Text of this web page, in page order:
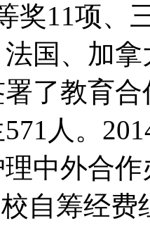
奖11项、
国、加
了教育
人。
中外合
自筹经